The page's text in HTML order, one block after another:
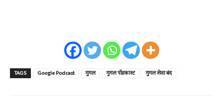
TAGS Google Podcast गुगल गुगल पॉडकास्ट गुगल सेवा बंद